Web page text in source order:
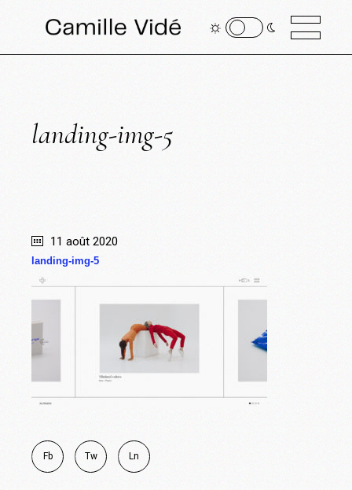
landing-img-5
11 août 2020
landing-img-5
Fb Tw Ln